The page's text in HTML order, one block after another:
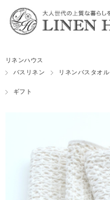
リネンハウス
バスリネン
リネンバスタオル
ギフト